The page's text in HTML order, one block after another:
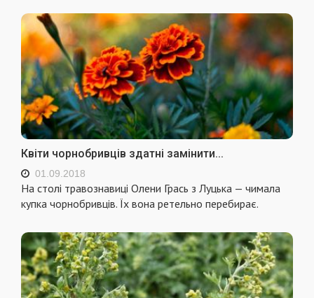
Квіти чорнобривців здатні замінити...
01.09.2018
На столі травознавиці Олени Грась з Луцька — чимала
купка чорнобривців. Їх вона ретельно перебирає.